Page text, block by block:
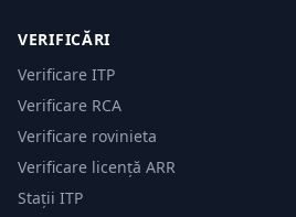
VERIFICĂRI
Verificare ITP
Verificare RCA
Verificare rovinieta
Verificare licență ARR
Stații ITP